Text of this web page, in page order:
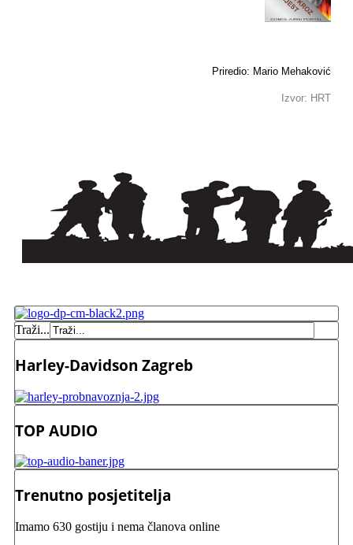
Priredio: Mario Mehaković
Izvor: HRT
Traži...
Harley-Davidson Zagreb
TOP AUDIO
Trenutno posjetitelja
Imamo 630 gostiju i nema članova online